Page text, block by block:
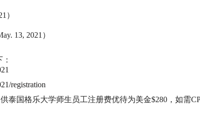
）
13, 2021）
registration
国格乐大学师生员工注册费优待为美金$280，如需